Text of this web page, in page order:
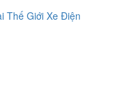
Thế Giới Xe Điện